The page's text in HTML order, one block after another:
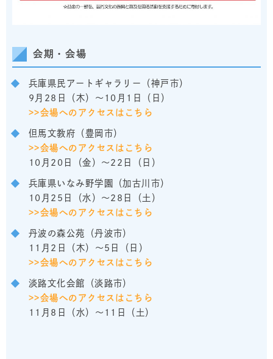
会期・会場
兵庫県民アートギャラリー（神戸市）
9月28日（木）～10月1日（日）
>>会場へのアクセスはこちら
但馬文教府（豊岡市）
>>会場へのアクセスはこちら
10月20日（金）～22日（日）
兵庫県いなみ野学園（加古川市）
10月25日（水）～28日（土）
>>会場へのアクセスはこちら
丹波の森公苑（丹波市）
11月2日（木）～5日（日）
>>会場へのアクセスはこちら
淡路文化会館（淡路市）
>>会場へのアクセスはこちら
11月8日（水）～11日（土）